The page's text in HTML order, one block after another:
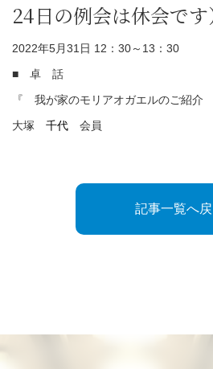
24日の例会は休会です
2022年5月31日 12：30～13：30
■ 卓 話
『 我が家のモリアオガエルのご紹介
大塚 千代 会員
記事一覧へ